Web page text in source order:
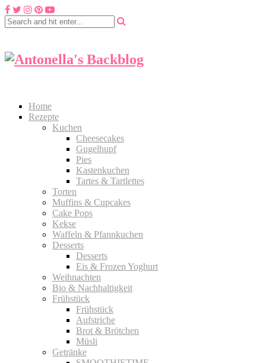
Home
Rezepte
Kuchen
Cheesecakes
Gugelhupf
Pies
Kastenkuchen
Tartes & Tartlettes
Torten
Muffins & Cupcakes
Cake Pops
Kekse
Waffeln & Pfannkuchen
Desserts
Desserts
Eis & Frozen Yoghurt
Weihnachten
Bio & Nachhaltigkeit
Frühstück
Frühstück
Aufstriche
Brot & Brötchen
Müsli
Getränke